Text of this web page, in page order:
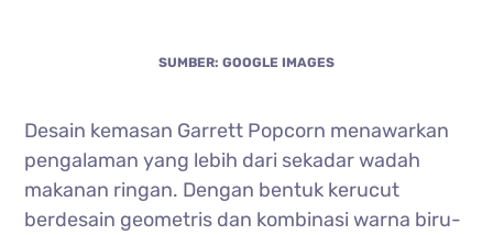
SUMBER: GOOGLE IMAGES
Desain kemasan Garrett Popcorn menawarkan
pengalaman yang lebih dari sekadar wadah
makanan ringan. Dengan bentuk kerucut
berdesain geometris dan kombinasi warna biru-